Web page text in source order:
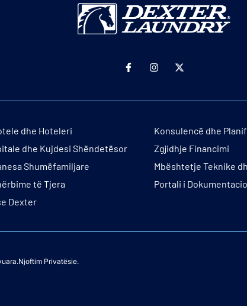
dhe Hoteleri
dhe Kujdesi Shëndetësor
Shumëfamiljare
të Tjera
Dexter
Konsulencë dhe
Zgjidhje Financimi
Mbështetje Teknike
Portali i
Njoftim Privatësie.